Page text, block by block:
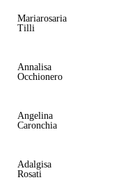
Mariarosaria
Tilli
Annalisa
Occhionero
Angelina
Caronchia
Adalgisa
Rosati